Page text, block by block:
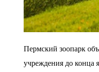
Пермский зоопарк
учреждения до конца